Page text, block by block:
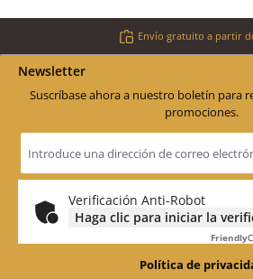
Envío gratuito a partir
Newsletter
Suscríbase ahora a nuestro boletín para
promociones.
de
correo
electrónico
Verificación Anti-Robot
Haga clic para iniciar la
Friendly
Política de